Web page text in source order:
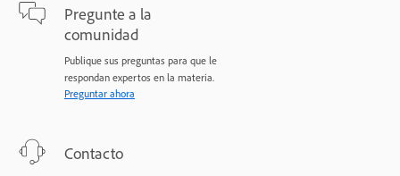
Pregunte a la
comunidad
Publique sus preguntas para que le
respondan expertos en la materia.
Preguntar ahora
Contacto